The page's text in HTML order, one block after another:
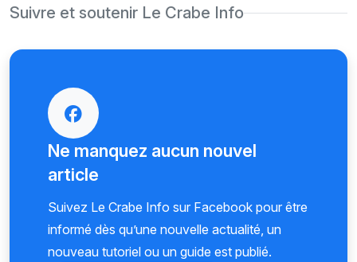
Suivre et soutenir Le Crabe Info
Ne manquez aucun nouvel
article
Suivez Le Crabe Info sur Facebook pour être
informé dès qu’une nouvelle actualité, un
nouveau tutoriel ou un guide est publié.